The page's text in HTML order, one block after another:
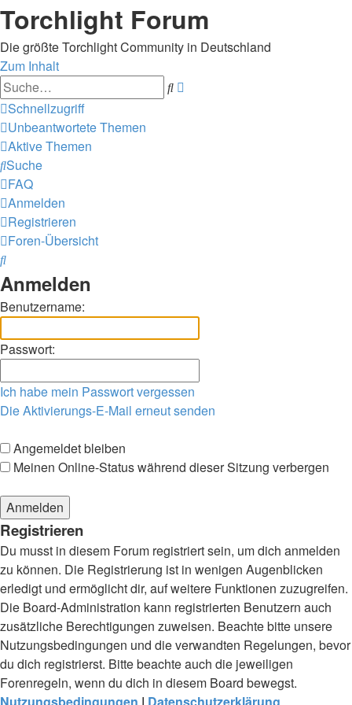
Torchlight Forum
Die größte Torchlight Community in Deutschland
Zum Inhalt
Suche
Schnellzugriff
Unbeantwortete Themen
Aktive Themen
Suche
FAQ
Anmelden
Registrieren
Foren-Übersicht
Suche
Anmelden
Benutzername:
Passwort:
Ich habe mein Passwort vergessen
Die Aktivierungs-E-Mail erneut senden
Angemeldet bleiben
Meinen Online-Status während dieser Sitzung verbergen
Registrieren
Du musst in diesem Forum registriert sein, um dich anmelden
zu können. Die Registrierung ist in wenigen Augenblicken
erledigt und ermöglicht dir, auf weitere Funktionen zuzugreifen.
Die Board-Administration kann registrierten Benutzern auch
zusätzliche Berechtigungen zuweisen. Beachte bitte unsere
Nutzungsbedingungen und die verwandten Regelungen, bevor
du dich registrierst. Bitte beachte auch die jeweiligen
Forenregeln, wenn du dich in diesem Board bewegst.